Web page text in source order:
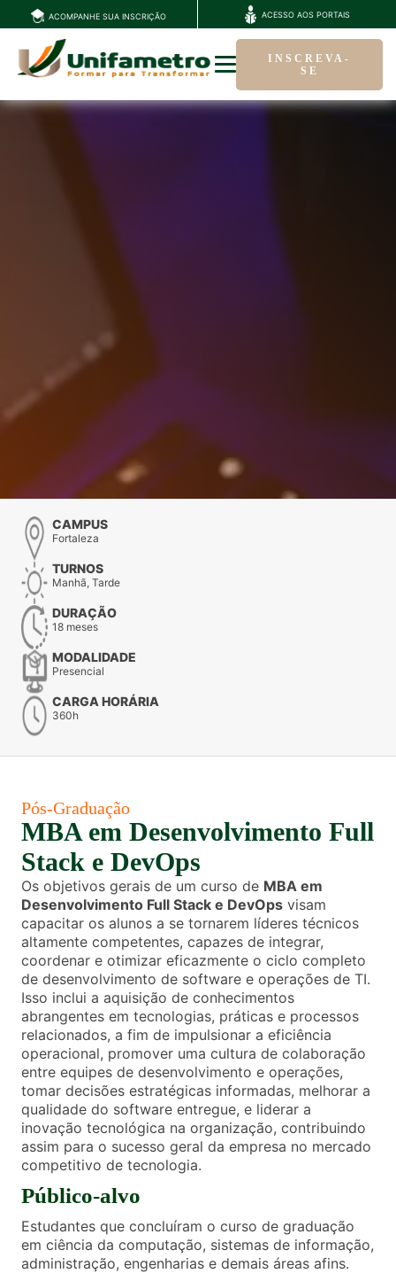
ACOMPANHE SUA INSCRIÇÃO ACESSO AOS PORTAIS
INSCREVA-
SE
CAMPUS
Fortaleza
TURNOS
Manhã, Tarde
DURAÇÃO
18 meses
MODALIDADE
Presencial
CARGA HORÁRIA
360h
Pós-Graduação
MBA em Desenvolvimento Full
Stack e DevOps
Os objetivos gerais de um curso de MBA em
Desenvolvimento Full Stack e DevOps visam
capacitar os alunos a se tornarem líderes técnicos
altamente competentes, capazes de integrar,
coordenar e otimizar eficazmente o ciclo completo
de desenvolvimento de software e operações de TI.
Isso inclui a aquisição de conhecimentos
abrangentes em tecnologias, práticas e processos
relacionados, a fim de impulsionar a eficiência
operacional, promover uma cultura de colaboração
entre equipes de desenvolvimento e operações,
tomar decisões estratégicas informadas, melhorar a
qualidade do software entregue, e liderar a
inovação tecnológica na organização, contribuindo
assim para o sucesso geral da empresa no mercado
competitivo de tecnologia.
Público-alvo
Estudantes que concluíram o curso de graduação
em ciência da computação, sistemas de informação,
administração, engenharias e demais áreas afins.